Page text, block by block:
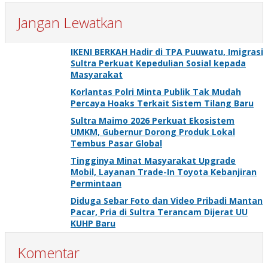
Jangan Lewatkan
IKENI BERKAH Hadir di TPA Puuwatu, Imigrasi
Sultra Perkuat Kepedulian Sosial kepada
Masyarakat
Korlantas Polri Minta Publik Tak Mudah
Percaya Hoaks Terkait Sistem Tilang Baru
Sultra Maimo 2026 Perkuat Ekosistem
UMKM, Gubernur Dorong Produk Lokal
Tembus Pasar Global
Tingginya Minat Masyarakat Upgrade
Mobil, Layanan Trade-In Toyota Kebanjiran
Permintaan
Diduga Sebar Foto dan Video Pribadi Mantan
Pacar, Pria di Sultra Terancam Dijerat UU
KUHP Baru
Komentar